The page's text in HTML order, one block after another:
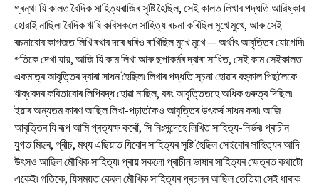
গ্ৰন্থ৷ যি কালত বৈদিক সাহিত্যৰাজিৰ সৃষ্টি হৈছিল, সেই কালত লিখাৰ পদ্ধতি আৱিষ্কাৰ
হোৱাই নাছিল৷ বৈদিক ঋষি কবিসকলে সাহিত্য ৰচনা কৰিছিল মুখে মুখে, আৰু সেই
ৰচনাবোৰ কাগজত লিখি ৰখাৰ দৰে ধৰিও ৰাখিছিল মুখে মুখে — অৰ্থাৎ আবৃত্তিৰ যোগেদি৷
গতিকে দেখা যায়, আজি যি কাম লিখা আৰু ছপাকৰ্মৰ দ্বাৰা সাধিত, সেই কাম সেইকালত
একমাত্ৰ আবৃত্তিৰ দ্বাৰা সাধন হৈছিল৷ লিখাৰ পদ্ধতি সূচনা হোৱাৰ বহুকাল পিছলৈকে
ঋক্‌বেদৰ কবিতাবোৰ লিপিবদ্ধ হোৱা নাছিল, বৰং আবৃত্তিতহে অধিক গুৰুত্ব দিছিল৷
ইয়াৰ অন্যতম কাৰণ আছিল লিখা-পঢ়াতকৈও আবৃত্তিৰ উৎকৰ্ষ সাধন কৰা৷ আজি
আবৃত্তিৰ যি ৰূপ আমি প্ৰত্যক্ষ কৰোঁ, সি নিঃসন্দেহে লিখিত সাহিত্য-নিৰ্ভৰ৷ প্ৰাচীন
যুগত মিছৰ, গ্ৰীচ, মধ্য এছিয়াত যিবোৰ সাহিত্যৰ সৃষ্টি হৈছিল সেইবোৰ সাহিত্যৰ আদি
উৎসও আছিল মৌখিক সাহিত্য৷ প্ৰায় সকলো প্ৰাচীন ভাষাৰ সাহিত্যৰ ক্ষেত্ৰত কথাটো
একেই৷ গতিকে, যিসময়ত কেৱল মৌখিক সাহিত্যৰ প্ৰচলন আছিল তেতিয়া সেই ধাৰাক